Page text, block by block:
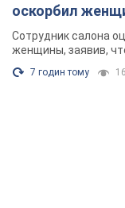
оскорбил
химиотерапии,
Фото
Сотрудник салона
женщины, заявив,
7 годин тому